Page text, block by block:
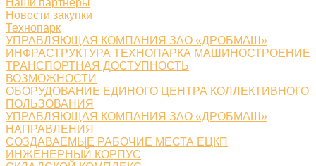
Наши партнеры
Новости закупки
Технопарк
УПРАВЛЯЮЩАЯ КОМПАНИЯ ЗАО «ДРОБМАШ»
ИНФРАСТРУКТУРА ТЕХНОПАРКА МАШИНОСТРОЕНИЕ
ТРАНСПОРТНАЯ ДОСТУПНОСТЬ
ВОЗМОЖНОСТИ
ОБОРУДОВАНИЕ ЕДИНОГО ЦЕНТРА КОЛЛЕКТИВНОГО
ПОЛЬЗОВАНИЯ
УПРАВЛЯЮЩАЯ КОМПАНИЯ ЗАО «ДРОБМАШ»
НАПРАВЛЕНИЯ
СОЗДАВАЕМЫЕ РАБОЧИЕ МЕСТА ЕЦКП
ИНЖЕНЕРНЫЙ КОРПУС